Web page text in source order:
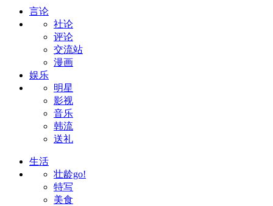
言论
社论
评论
交流站
漫画
娱乐
明星
影视
音乐
韩流
送礼
生活
壮龄go!
特写
美食